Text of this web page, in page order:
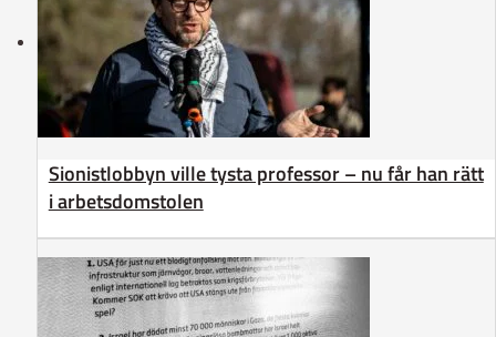
Sionistlobbyn ville tysta professor – nu får han rätt
i arbetsdomstolen